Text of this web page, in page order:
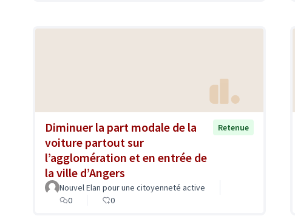
Diminuer la part modale de la
voiture partout sur
l’agglomération et en entrée de
la ville d’Angers
Retenue
Nouvel Elan pour une citoyenneté active
0
0